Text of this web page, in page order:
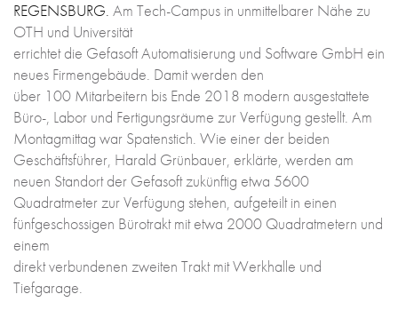
REGENSBURG. Am Tech-Campus in unmittelbarer Nähe zu
OTH und Universität
errichtet die Gefasoft Automatisierung und Software GmbH ein
neues Firmengebäude. Damit werden den
über 100 Mitarbeitern bis Ende 2018 modern ausgestattete
Büro-, Labor und Fertigungsräume zur Verfügung gestellt. Am
Montagmittag war Spatenstich. Wie einer der beiden
Geschäftsführer, Harald Grünbauer, erklärte, werden am
neuen Standort der Gefasoft zukünftig etwa 5600
Quadratmeter zur Verfügung stehen, aufgeteilt in einen
fünfgeschossigen Bürotrakt mit etwa 2000 Quadratmetern und
einem
direkt verbundenen zweiten Trakt mit Werkhalle und
Tiefgarage.